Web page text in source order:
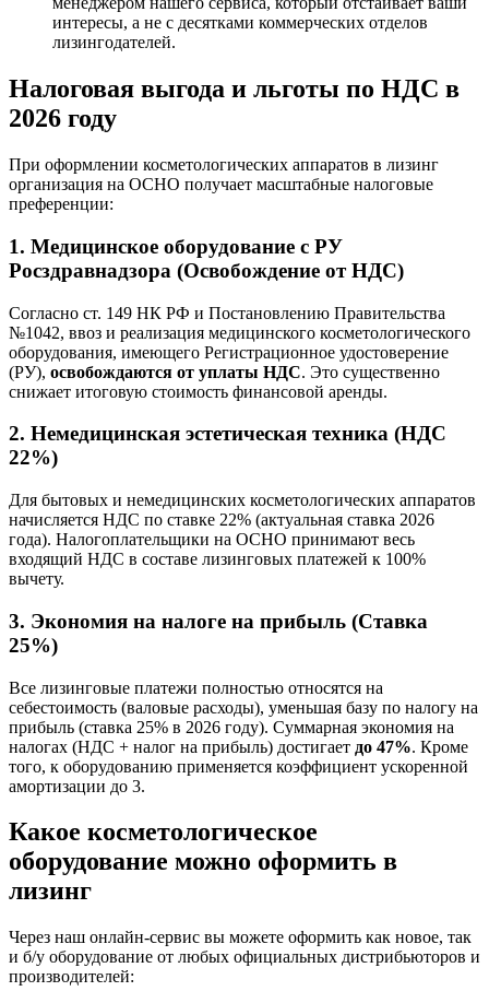
интересы, а не с десятками коммерческих отделов
лизингодателей.
Налоговая выгода и льготы по НДС в
2026 году
При оформлении косметологических аппаратов в лизинг
организация на ОСНО получает масштабные налоговые
преференции:
1. Медицинское оборудование с РУ
Росздравнадзора (Освобождение от НДС)
Согласно ст. 149 НК РФ и Постановлению Правительства
№1042, ввоз и реализация медицинского косметологического
оборудования, имеющего Регистрационное удостоверение
(РУ), освобождаются от уплаты НДС. Это существенно
снижает итоговую стоимость финансовой аренды.
2. Немедицинская эстетическая техника (НДС
22%)
Для бытовых и немедицинских косметологических аппаратов
начисляется НДС по ставке 22% (актуальная ставка 2026
года). Налогоплательщики на ОСНО принимают весь
входящий НДС в составе лизинговых платежей к 100%
вычету.
3. Экономия на налоге на прибыль (Ставка
25%)
Все лизинговые платежи полностью относятся на
себестоимость (валовые расходы), уменьшая базу по налогу на
прибыль (ставка 25% в 2026 году). Суммарная экономия на
налогах (НДС + налог на прибыль) достигает до 47%. Кроме
того, к оборудованию применяется коэффициент ускоренной
амортизации до 3.
Какое косметологическое
оборудование можно оформить в
лизинг
Через наш онлайн-сервис вы можете оформить как новое, так
и б/у оборудование от любых официальных дистрибьюторов и
производителей: